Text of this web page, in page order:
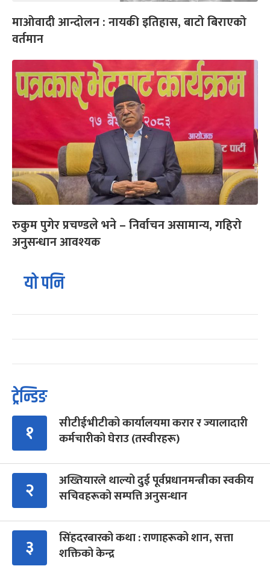
माओवादी आन्दोलन : नायकी इतिहास, बाटो बिराएको
वर्तमान
रुकुम पुगेर प्रचण्डले भने – निर्वाचन असामान्य, गहिरो
अनुसन्धान आवश्यक
यो पनि
ट्रेन्डिङ
१
सीटीईभीटीको कार्यालयमा करार र ज्यालादारी
कर्मचारीको घेराउ (तस्वीरहरू)
२
अख्तियारले थाल्यो दुई पूर्वप्रधानमन्त्रीका स्वकीय
सचिवहरूको सम्पत्ति अनुसन्धान
३
सिंहदरबारको कथा : राणाहरूको शान, सत्ता
शक्तिको केन्द्र